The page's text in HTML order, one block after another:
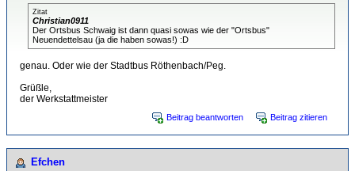
Zitat
Christian0911
Der Ortsbus Schwaig ist dann quasi sowas wie der "Ortsbus"
Neuendettelsau (ja die haben sowas!) :D
genau. Oder wie der Stadtbus Röthenbach/Peg.
Grüßle,
der Werkstattmeister
Beitrag beantworten Beitrag zitieren
Efchen